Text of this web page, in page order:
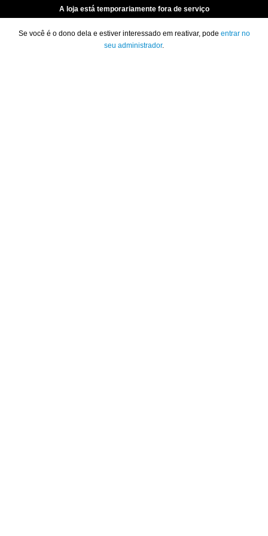
A loja está temporariamente fora de serviço
Se você é o dono dela e estiver interessado em reativar, pode entrar no
seu administrador.